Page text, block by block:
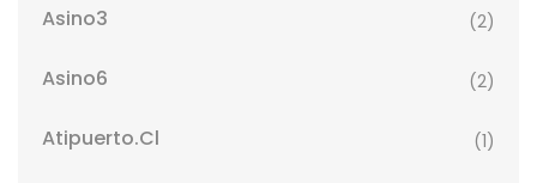
Asino3 (2)
Asino6 (2)
Atipuerto.cl (1)